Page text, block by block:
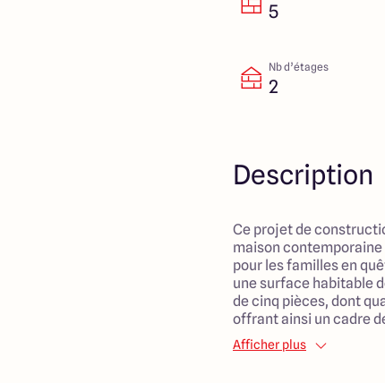
5
Nb d’étages
2
Description
Ce projet de
maison
pour les familles en
une surface habitable
de cinq pièces, dont
offrant ainsi un cadre
membres de la famille.
être le cœur de la
Afficher plus